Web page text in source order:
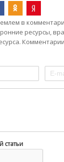
в
ресурсы,
статьи